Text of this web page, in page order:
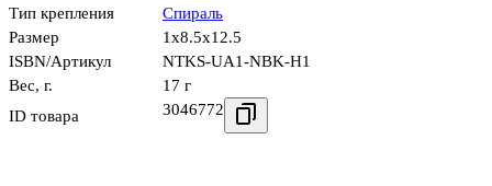
Тип крепления
Спираль
Размер
1x8.5x12.5
ISBN/Артикул
NTKS-UA1-NBK-H1
Вес, г.
17 г
ID товара
3046772